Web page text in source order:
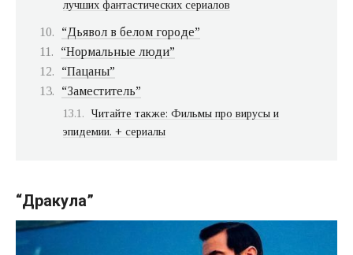
лучших фантастических сериалов
“Дьявол в белом городе”
“Нормальные люди”
“Пацаны”
“Заместитель”
Читайте также: Фильмы про вирусы и
эпидемии. + сериалы
“Дракула”